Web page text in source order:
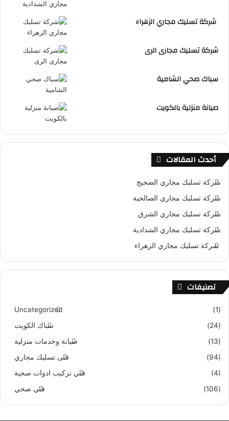
شركة تسليك مجاري الزهراء
شركة تسليك مجارى الرى
سباك صحي الشامية
صيانة منزلية بالكويت
أحدث المقالات
شركة تسليك مجاري الضجيج
شركة تسليك مجاري الصالحية
شركة تسليك مجاري الشرق
شركة تسليك مجاري الشدادية
شركة تسليك مجاري الزهراء
تصنيفات
Uncategorized
(1)
سباك الكويت
(24)
صيانة وخدمات منزلية
(13)
فنى تسليك مجاري
(94)
فني تركيب ادوات صحية
(4)
فني صحي
(106)